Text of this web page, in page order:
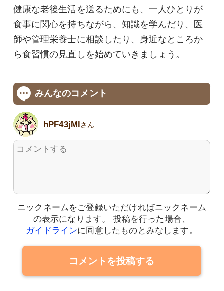
健康な老後生活を送るためにも、一人ひとりが
食事に関心を持ちながら、知識を学んだり、医
師や管理栄養士に相談したり、身近なところか
ら食習慣の見直しを始めていきましょう。
みんなのコメント
hPF43jMlさん
ニックネームをご登録いただければニックネーム
の表示になります。
投稿を行った場合、
ガイドラインに同意したものとみなします。
コメントを投稿する